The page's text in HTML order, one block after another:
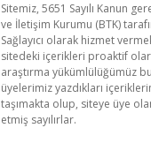
Sitemiz, 5651 Sayılı Kanun
ve İletişim Kurumu (BTK)
Sağlayıcı olarak hizmet
sitedeki içerikleri proaktif
araştırma yükümlülüğümüz
üyelerimiz yazdıkları
taşımakta olup, siteye üye
etmiş sayılırlar.